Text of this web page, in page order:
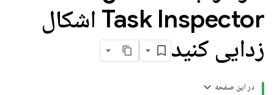
Task Inspector اشکال
زدایی کنید
در این صفحه